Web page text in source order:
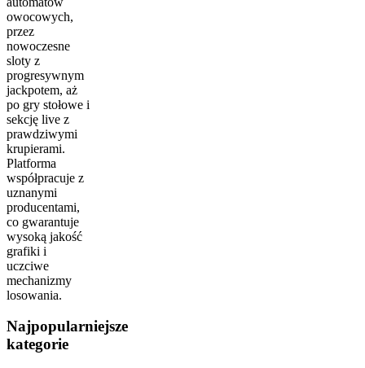
owocowych,
przez
nowoczesne
sloty z
progresywnym
jackpotem, aż
po gry stołowe i
sekcję live z
prawdziwymi
krupierami.
Platforma
współpracuje z
uznanymi
producentami,
co gwarantuje
wysoką jakość
grafiki i
uczciwe
mechanizmy
losowania.
Najpopularniejsze
kategorie